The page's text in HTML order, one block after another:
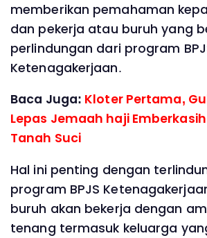
memberikan pemahaman
dan pekerja atau buruh yang
perlindungan dari program
Ketenagakerjaan.
Baca Juga: Kloter Pertama,
Lepas Jemaah haji
Tanah Suci
Hal ini penting dengan
program BPJS
buruh akan bekerja dengan
tenang termasuk keluarga